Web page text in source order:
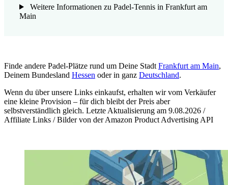
Weitere Informationen zu Padel-Tennis in Frankfurt am
Main
Finde andere Padel-Plätze rund um Deine Stadt Frankfurt am Main,
Deinem Bundesland Hessen oder in ganz Deutschland.
Wenn du über unsere Links einkaufst, erhalten wir vom Verkäufer
eine kleine Provision – für dich bleibt der Preis aber
selbstverständlich gleich. Letzte Aktualisierung am 9.08.2026 /
Affiliate Links / Bilder von der Amazon Product Advertising API